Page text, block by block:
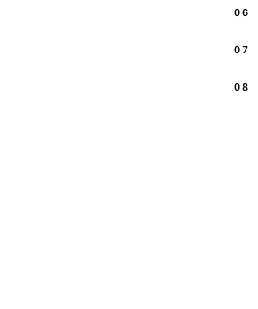
06
07
08